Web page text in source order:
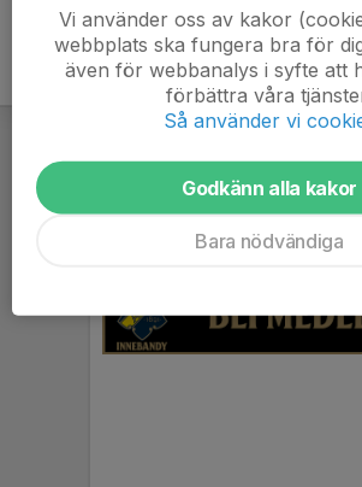
Vi använder oss av kakor
webbplats ska fungera bra för
även för webbanalys i syfte att
förbättra våra
Så använder vi
Godkänn alla kakor
Bara nödvändiga